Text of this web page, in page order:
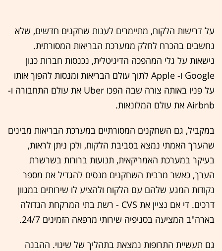
על דרישות הלקוח, מתיימרים לענות שחקנים חדשים, שלא
נחשבים בהכרח לחלק ממערכת הבריאות המסורתית.
נישאות על גלי המהפכה הדיגיטלית, נכנסות חברות כגון
Google ו- Apple לתוך עולם הבריאות ומנסות להפוך אותו
על פניו באותה צורה שבה הפכו Uber את עולם התחבורה ו-
Airbnb את עולם המלונאות.
במקביל, גם השחקנים המסורתיים במערכת הבריאות מבינים
שהערך האמתי נמצא בסביבת הלקוח, ולכן ניתן לראות,
בעיקר במערכת האמריקאית, תנועות ברורות בשרשרת
הערך, כאשר מרבית השחקנים מנסים להגדיל את מספר
נקודות המגע שלהם עם הלקוח ולהציע לו שירותים במגוון
דרכים. די אם נציין את CVS - רשת בתי המרקחת הגדולה
בארה"ב המציעה בסניפיה שירותי מרפאה הזמינים 24/7.
גם תעשיית התרופות נמצאת בתהליך של שינוי. ההבנה